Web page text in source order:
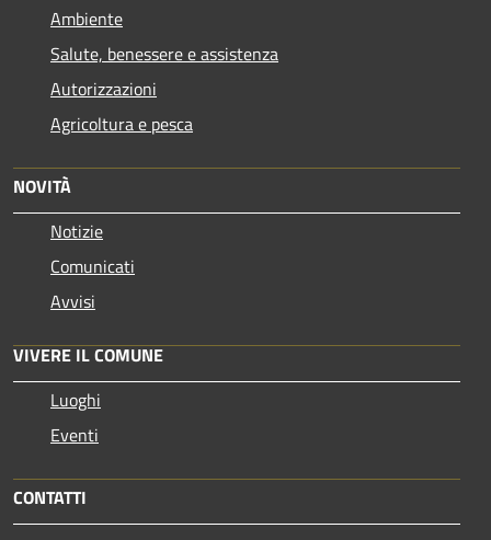
Ambiente
Salute, benessere e assistenza
Autorizzazioni
Agricoltura e pesca
NOVITÀ
Notizie
Comunicati
Avvisi
VIVERE IL COMUNE
Luoghi
Eventi
CONTATTI